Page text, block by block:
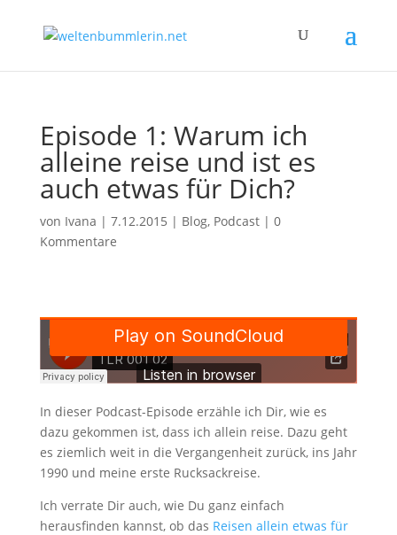
Episode 1: Warum ich
alleine reise und ist es
auch etwas für Dich?
von Ivana | 7.12.2015 | Blog, Podcast| 0
Kommentare
In dieser Podcast-Episode erzähle ich Dir, wie es
dazu gekommen ist, dass ich allein reise. Dazu geht
es ziemlich weit in die Vergangenheit zurück, ins Jahr
1990 und meine erste Rucksackreise.
Ich verrate Dir auch, wie Du ganz einfach
herausfinden kannst, ob das Reisen allein etwas für